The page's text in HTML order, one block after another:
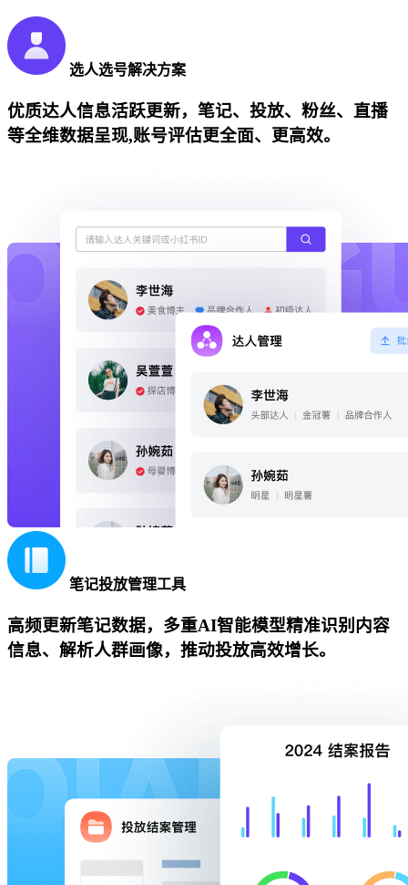
选人选号解决方案
优质达人信息活跃更新，笔记、投放、粉丝、直播
等全维数据呈现,账号评估更全面、更高效。
笔记投放管理工具
高频更新笔记数据，多重AI智能模型精准识别内容
信息、解析人群画像，推动投放高效增长。